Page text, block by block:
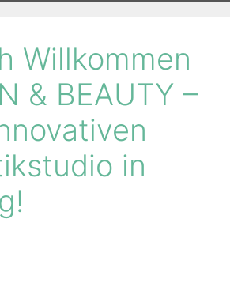
Willkommen
& BEAUTY –
in